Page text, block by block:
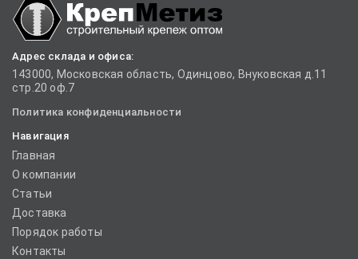
Адрес склада и офиса:
143000, Московская область, Одинцово, Внуковская д.11
стр.20 оф.7
Политика конфиденциальности
Навигация
Главная
О компании
Статьи
Доставка
Порядок работы
Контакты